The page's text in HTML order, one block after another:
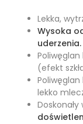
Lekka,
Wysoka
uderzenia.
Poliwęglan
(efekt
lekko